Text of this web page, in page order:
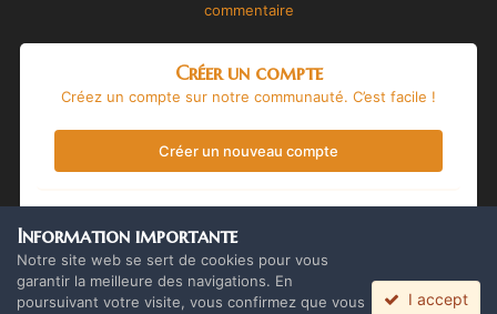
commentaire
Créer un compte
Créez un compte sur notre communauté. C’est facile !
Créer un nouveau compte
Vous avez déjà un compte ? Connectez-vous ici.
Connectez-vous maintenant
Information importante
Notre site web se sert de cookies pour vous
garantir la meilleure des navigations. En
poursuivant votre visite, vous confirmez que vous
I accept